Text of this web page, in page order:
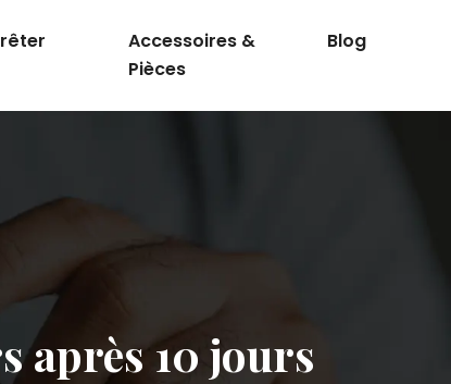
Accessoires &
Pièces
Blog
après 10 jours